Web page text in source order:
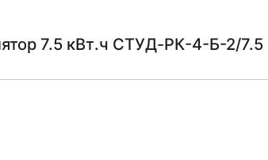
7.5 кВт.ч СТУД-РК-4-Б-2/7.5